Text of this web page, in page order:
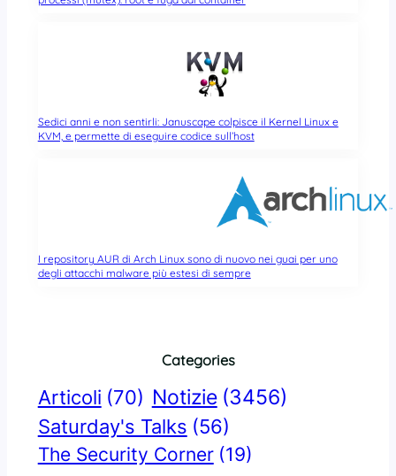
Sedici anni e non sentirli: Januscape colpisce il Kernel Linux e
KVM, e permette di eseguire codice sull’host
I repository AUR di Arch Linux sono di nuovo nei guai per uno
degli attacchi malware più estesi di sempre
Categories
Articoli (70) Notizie (3456)
Saturday's Talks (56)
The Security Corner (19)